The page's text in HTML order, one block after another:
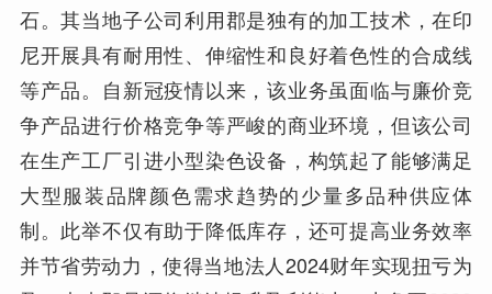
石。其当地子公司利用郡是独有的加工技术，在印
尼开展具有耐用性、伸缩性和良好着色性的合成线
等产品。自新冠疫情以来，该业务虽面临与廉价竞
争产品进行价格竞争等严峻的商业环境，但该公司
在生产工厂引进小型染色设备，构筑起了能够满足
大型服装品牌颜色需求趋势的少量多品种供应体
制。此举不仅有助于降低库存，还可提高业务效率
并节省劳动力，使得当地法人2024财年实现扭亏为